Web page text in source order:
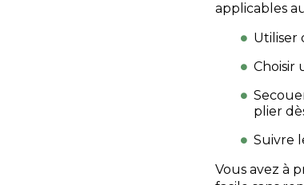
applicables
Utiliser
Choisir
plier
Suivre
Vous avez à